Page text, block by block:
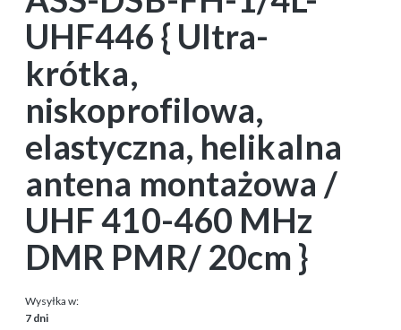
UHF446 { Ultra-
krótka,
niskoprofilowa,
elastyczna, helikalna
antena montażowa /
UHF 410-460 MHz
DMR PMR/ 20cm }
Wysyłka w:
7 dni